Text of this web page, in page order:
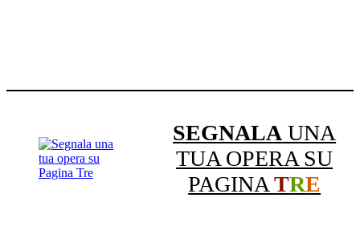
SEGNALA UNA
TUA OPERA SU
PAGINATRE